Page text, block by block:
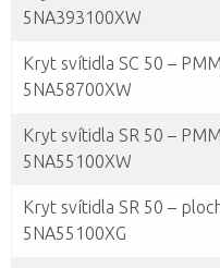
5NA393100XW
Kryt svítidla SC 50 –
5NA58700XW
Kryt svítidla SR 50 –
5NA55100XW
Kryt svítidla SR 50 –
5NA55100XG